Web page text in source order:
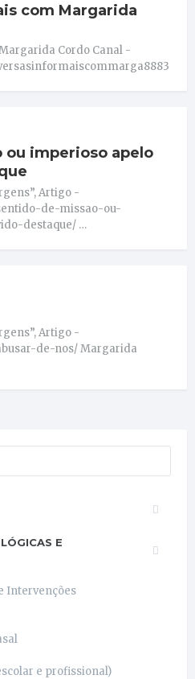
com Margarida
Cordo Canal -
ou imperioso apelo
Artigo -
de-missao-ou-
destaque/ …
Artigo -
de-nos/ Margarida
E
Intervenções
e profissional)